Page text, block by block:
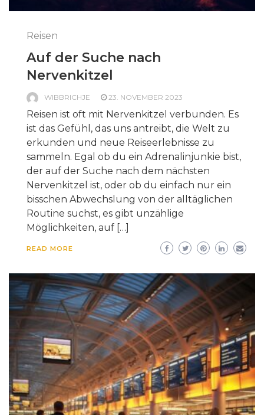
Reisen
Auf der Suche nach
Nervenkitzel
WIBBRICHJE 23. NOVEMBER 2023
Reisen ist oft mit Nervenkitzel verbunden. Es
ist das Gefühl, das uns antreibt, die Welt zu
erkunden und neue Reiseerlebnisse zu
sammeln. Egal ob du ein Adrenalinjunkie bist,
der auf der Suche nach dem nächsten
Nervenkitzel ist, oder ob du einfach nur ein
bisschen Abwechslung von der alltäglichen
Routine suchst, es gibt unzählige
Möglichkeiten, auf […]
READ MORE